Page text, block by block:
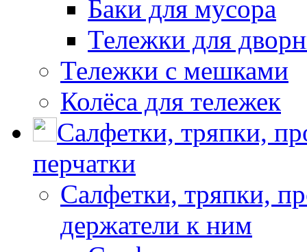
Баки для мусора
Тележки для
Тележки с мешками
Колёса для тележек
Салфетки, тряпки,
перчатки
Салфетки, тряпки,
держатели к ним